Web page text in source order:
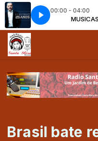
00:00 - 04:00
Paulo MUSICAS
Flavinho -
Brasil bate